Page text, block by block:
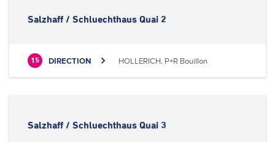
Salzhaff / Schluechthaus Quai 2
15 DIRECTION HOLLERICH, P+R Bouillon
Salzhaff / Schluechthaus Quai 3